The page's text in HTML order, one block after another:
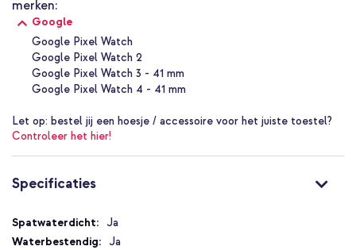
doek. Vervolgens kun je het bandje met de pinnetjes aan je horloge
vastklikken.
Waarom het imoshion Siliconen bandje?
Gemaakt van gerecycled siliconen materiaal
Beschikt over een handige drukknoopsluiting
Gemakkelijk aan te passen naar jouw polsomtrek
Licht van gewicht en voelt prettig aan op je huid
De band is water- en zweetbestendig
Inclusief 1 jaar garantie
merken:
Google
Google Pixel Watch
Google Pixel Watch 2
Google Pixel Watch 3 - 41 mm
Google Pixel Watch 4 - 41 mm
Let op: bestel jij een hoesje / accessoire voor het juiste toestel?
Controleer het hier!
Specificaties
Specificaties
Ja
Ja